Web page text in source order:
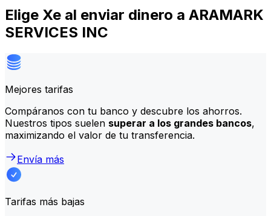
Elige Xe al enviar dinero a ARAMARK
SERVICES INC
Mejores tarifas
Compáranos con tu banco y descubre los ahorros.
Nuestros tipos suelen superar a los grandes bancos,
maximizando el valor de tu transferencia.
Envía más
Tarifas más bajas